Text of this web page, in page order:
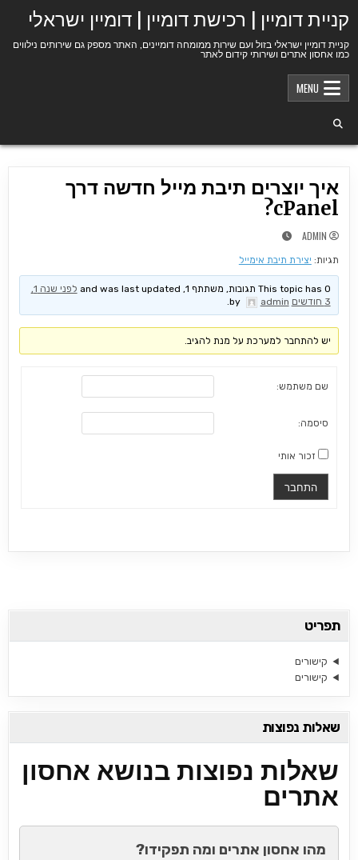
קניית דומיין | רכישת דומיין | דומיין ישראלי
קניית דומיין ישראלי בזול ועם שירות ממומחה דומיינים, האתר מספק גם שירותים נילווים
כמו אחסון אתרים ושירותי קידום לאתר
MENU
איך יוצרים תיבת מייל חדשה דרך
cPanel?
ADMIN
תגיות: יצירת תיבת אימייל
This topic has 0 תגובות, משתתף 1, and was last updated
לפני שנה 1,
3 חודשים
admin
.
יש להתחבר למערכת על מנת להגיב.
שם משתמש:
סיסמה:
זכור אותי
התחבר
תפריט
קישורים
קישורים
שאלות נפוצות
שאלות נפוצות בנושא אחסון
אתרים
מהו אחסון אתרים ומה תפקידו?